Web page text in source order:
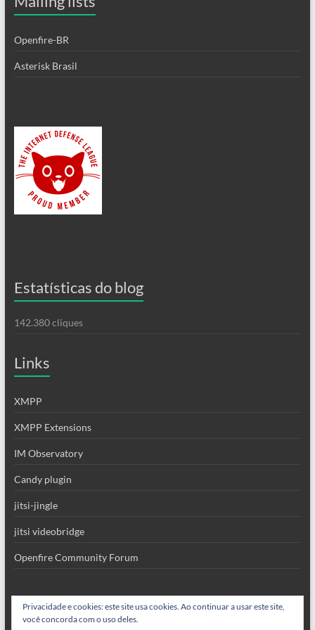
Openfire-BR
Asterisk Brasil
Estatísticas do blog
142.380 cliques
Links
XMPP
XMPP Extensions
IM Observatory
Candy plugin
jitsi-jingle
jitsi videobridge
Openfire Community Forum
Privacidade e cookies: este site usa cookies. Ao continuar a usar este site,
você concorda com o uso deles.